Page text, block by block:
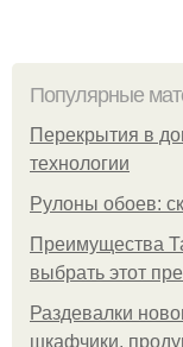
Популярные
Перекрытия в
технологии
Рулоны обоев:
Преимущества
выбрать этот
Раздевалки
шкафчики,